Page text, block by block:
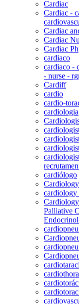
Cardiac
Cardiac -
Cardiac
Cardiac
Cardiac
cardiaco
cardiaco -
- nurse -
Cardiff
cardio
cardio-
cardiologia
cardiólogo
Cardiology
cardiology
Palliative